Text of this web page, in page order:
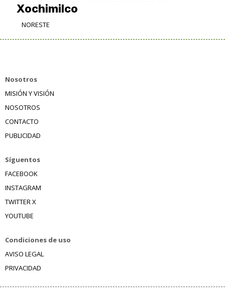
Xochimilco
NORESTE
Nosotros
MISIÓN Y VISIÓN
NOSOTROS
CONTACTO
PUBLICIDAD
Síguentos
FACEBOOK
INSTAGRAM
TWITTER X
YOUTUBE
Condiciones de uso
AVISO LEGAL
PRIVACIDAD